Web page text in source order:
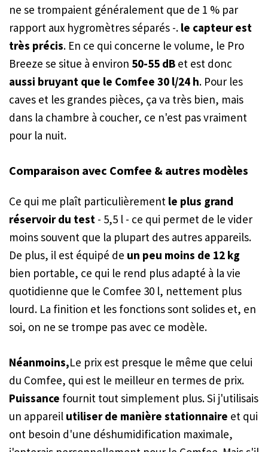
ne se trompaient généralement que de 1 % par
rapport aux hygromètres séparés -. le capteur est
très précis. En ce qui concerne le volume, le Pro
Breeze se situe à environ 50-55 dB et est donc
aussi bruyant que le Comfee 30 l/24 h. Pour les
caves et les grandes pièces, ça va très bien, mais
dans la chambre à coucher, ce n'est pas vraiment
pour la nuit.
Comparaison avec Comfee & autres modèles
Ce qui me plaît particulièrement le plus grand
réservoir du test - 5,5 l - ce qui permet de le vider
moins souvent que la plupart des autres appareils.
De plus, il est équipé de un peu moins de 12 kg
bien portable, ce qui le rend plus adapté à la vie
quotidienne que le Comfee 30 l, nettement plus
lourd. La finition et les fonctions sont solides et, en
soi, on ne se trompe pas avec ce modèle.
Néanmoins,Le prix est presque le même que celui
du Comfee, qui est le meilleur en termes de prix.
Puissance fournit tout simplement plus. Si j'utilisais
un appareil utiliser de manière stationnaire et qui
ont besoin d'une déshumidification maximale,